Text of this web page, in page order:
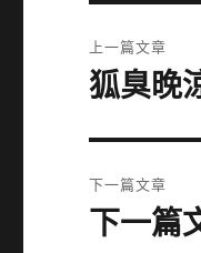
章
上一篇文章
上
篇
文
章:
狐臭晚
下一篇文章
下
下一篇